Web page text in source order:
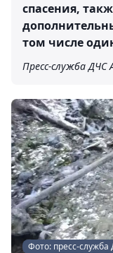
спасения,
том числе
Пресс-служба
Фото: пресс-